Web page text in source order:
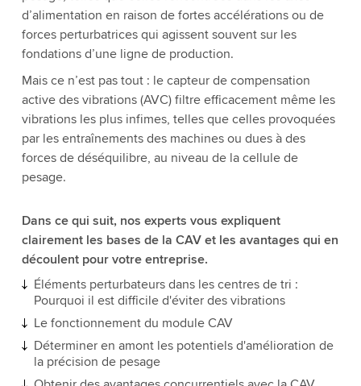
d’alimentation en raison de fortes accélérations ou de
forces perturbatrices qui agissent souvent sur les
fondations d’une ligne de production.
Mais ce n’est pas tout : le capteur de compensation
active des vibrations (AVC) filtre efficacement même les
vibrations les plus infimes, telles que celles provoquées
par les entraînements des machines ou dues à des
forces de déséquilibre, au niveau de la cellule de
pesage.
Dans ce qui suit, nos experts vous expliquent
clairement les bases de la CAV et les avantages qui en
découlent pour votre entreprise.
Éléments perturbateurs dans les centres de tri :
Pourquoi il est difficile d'éviter des vibrations
Le fonctionnement du module CAV
Déterminer en amont les potentiels d'amélioration de
la précision de pesage